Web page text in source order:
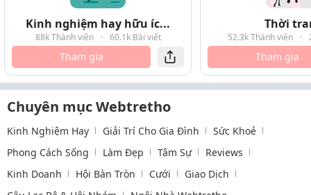
Kinh nghiệm hay hữu íc...
88k Thành viên · 60.1k Bài viết
Tham gia
Thời
52.3k Thành viên ·
Tham gia
Chuyên mục Webtretho
Kinh Nghiệm Hay Giải Trí Cho Gia Đình
Sức Khoẻ
Phong Cách Sống
Làm Đẹp Tâm Sự
Reviews
Kinh Doanh
Hội Bàn Tròn Cưới
Giao Dịch